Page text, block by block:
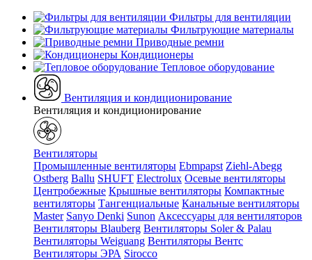
Фильтры для вентиляции
Фильтрующие материалы
Приводные ремни
Кондиционеры
Тепловое оборудование
Вентиляция и кондиционирование
Вентиляция и кондиционирование
Вентиляторы
Промышленные вентиляторы Ebmpapst Ziehl-Abegg
Ostberg Ballu SHUFT Electrolux Осевые вентиляторы
Центробежные Крышные вентиляторы Компактные
вентиляторы Тангенциальные Канальные вентиляторы
Master Sanyo Denki Sunon Аксессуары для вентиляторов
Вентиляторы Blauberg Вентиляторы Soler & Palau
Вентиляторы Weiguang Вентиляторы Вентс
Вентиляторы ЭРА Sirocco